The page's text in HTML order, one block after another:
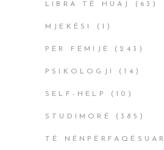
LIBRA TË HUAJ (63)
MJEKËSI (1)
PËR FËMIJË (243)
PSIKOLOGJI (14)
SELF-HELP (10)
STUDIMORË (385)
TË NËNPËRFAQËSUAR